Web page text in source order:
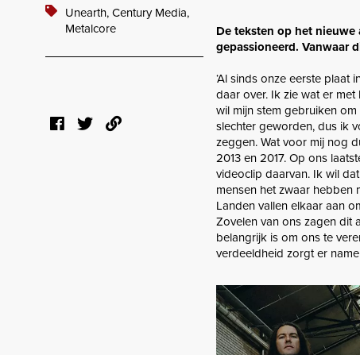
Unearth, Century Media,
Metalcore
De teksten op het
gepassioneerd. Vanwaar
‘Al sinds onze eerste plaat
daar over. Ik zie wat er
wil mijn stem gebruiken
slechter geworden, dus ik
zeggen. Wat voor mij nog
2013 en 2017. Op ons
videoclip daarvan. Ik wil
mensen het zwaar hebben
Landen vallen elkaar aan
Zovelen van ons zagen dit
belangrijk is om ons te
verdeeldheid zorgt er